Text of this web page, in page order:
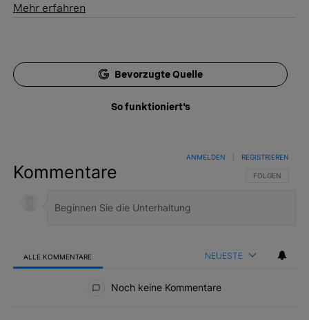
Mehr erfahren
Bevorzugte Quelle
So funktioniert's
Kommentare FOLGE DIESER
FOLGEN
ANMELDEN REGISTRIEREN
ALLE KOMMENTARE NEUESTE
Noch keine Kommentare